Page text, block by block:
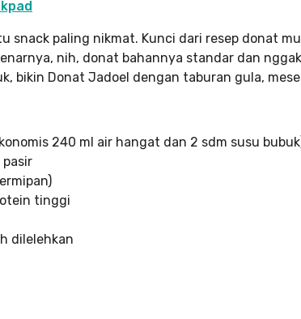
snack paling nikmat. Kunci dari resep donat
nih, donat bahannya standar dan
bikin Donat Jadoel dengan taburan gula,
240 ml air hangat dan 2 sdm susu
tinggi
dilelehkan